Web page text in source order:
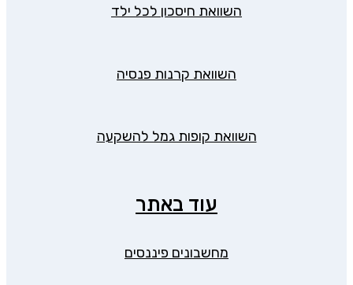
השוואת חיסכון לכל ילד
השוואת קרנות פנסיה
השוואת קופות גמל להשקעה
עוד באתר
מחשבונים פיננסים